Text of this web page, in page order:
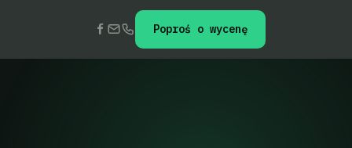
Poproś o wycenę